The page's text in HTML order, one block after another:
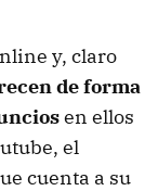
y, claro
de forma
en ellos
el
cuenta a su